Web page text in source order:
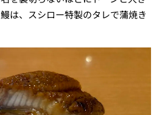
は、スシロー特製のタレで蒲焼き